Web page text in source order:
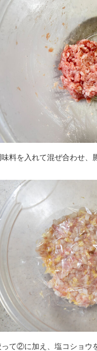
を入れて混ぜ合わせ、
②に加え、塩コショウ